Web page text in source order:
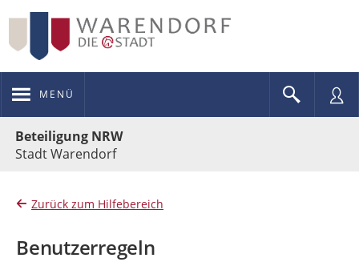
MENÜ
Beteiligung NRW
Stadt Warendorf
Zurück zum Hilfebereich
Benutzerregeln